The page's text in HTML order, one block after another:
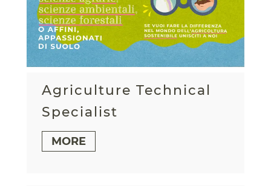
Agriculture Technical
Specialist
MORE